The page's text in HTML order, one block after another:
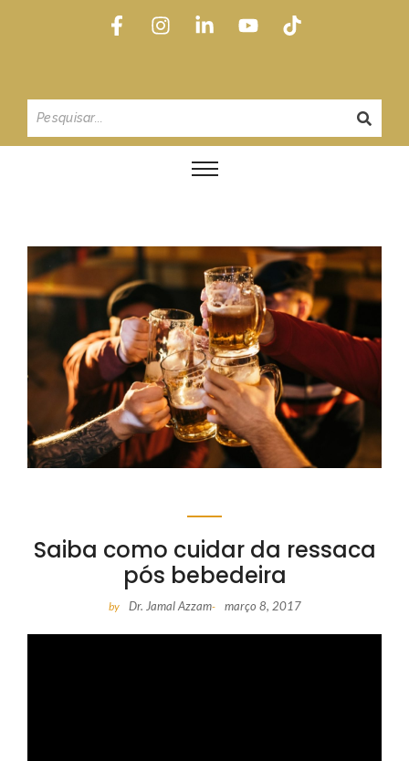
Saiba como cuidar da ressaca
pós bebedeira
by Dr. Jamal Azzam- março 8, 2017